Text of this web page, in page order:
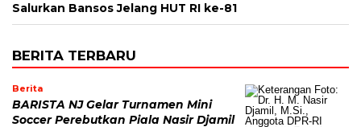
Salurkan Bansos Jelang HUT RI ke-81
BERITA TERBARU
Berita
BARISTA NJ Gelar Turnamen Mini
Soccer Perebutkan Piala Nasir Djamil